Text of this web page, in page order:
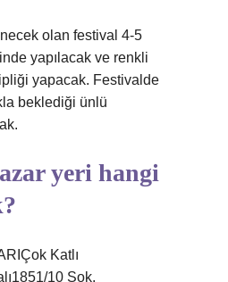
olan festival 4-5
yapılacak ve renkli
yapacak. Festivalde
beklediği ünlü
yeri hangi
Katlı
10 Sok.